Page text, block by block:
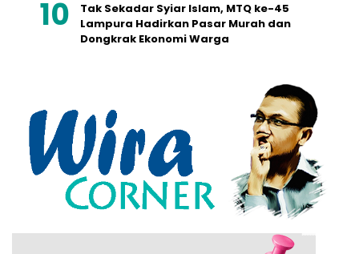
Tak Sekadar Syiar Islam, MTQ ke-45
Lampura Hadirkan Pasar Murah dan
Dongkrak Ekonomi Warga